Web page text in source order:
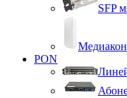
SFP
PON